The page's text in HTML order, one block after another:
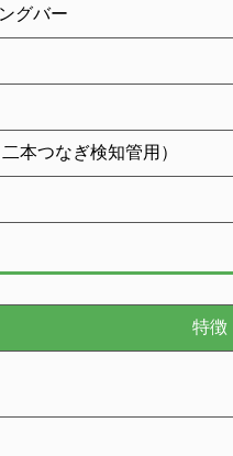
グバー
本つなぎ検知管用）
特徴